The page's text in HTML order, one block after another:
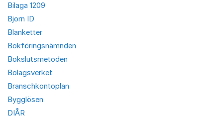
Bilaga 1209
Bjorn ID
Blanketter
Bokföringsnämnden
Bokslutsmetoden
Bolagsverket
Branschkontoplan
Bygglösen
DIÅR